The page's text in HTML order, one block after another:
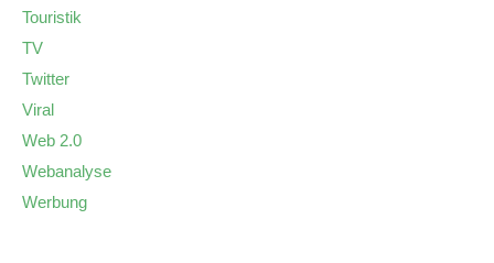
Touristik
TV
Twitter
Viral
Web 2.0
Webanalyse
Werbung